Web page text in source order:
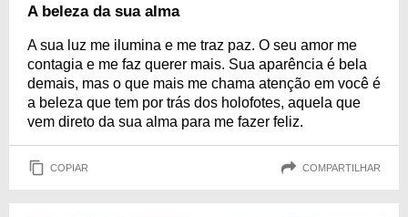
A beleza da sua alma
A sua luz me ilumina e me traz paz. O seu amor me
contagia e me faz querer mais. Sua aparência é bela
demais, mas o que mais me chama atenção em você é
a beleza que tem por trás dos holofotes, aquela que
vem direto da sua alma para me fazer feliz.
COPIAR COMPARTILHAR